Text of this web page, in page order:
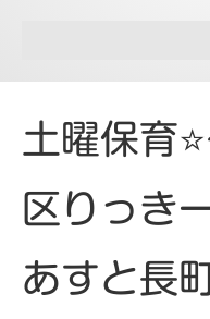
土曜保育
区りっき
あすと長